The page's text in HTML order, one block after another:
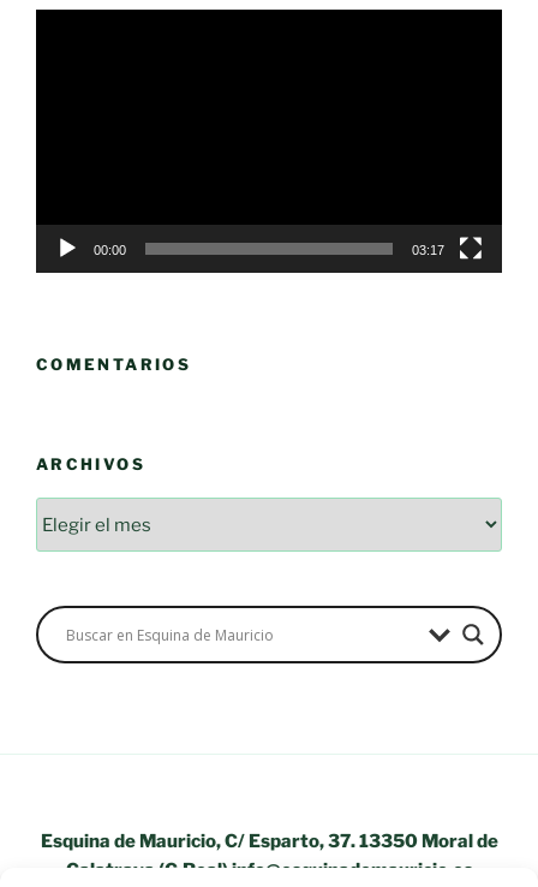
00:00 03:17
COMENTARIOS
ARCHIVOS
Esquina de Mauricio, C/ Esparto, 37. 13350 Moral de
Calatrava (C.Real) info@esquinademauricio.es